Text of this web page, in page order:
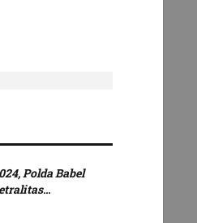
Polda Babel
…